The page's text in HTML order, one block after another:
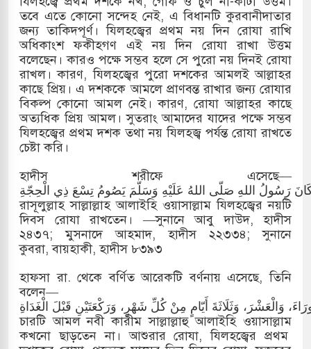
তবে এতে কোনো সন্দেহ নেই, এ বিধানটি কুরবানীদাতার
জন্য তাকিদপূর্ণ। যিলহজ্বের প্রথম নয় দিন রোযা রাখি
অধিকাংশ ফকীহগণ এই নয় দিন রোযা রাখা উত্তম
বলেছেন। কারও পক্ষে সম্ভব হলে সে পুরো নয় দিনই রোযা
রাখল। কারণ, যিলহজ্বের পুরো দশকের আমলই আল্লাহর
কাছে প্রিয়। এ দশককে আমলে প্রাণবন্ত রাখার জন্য রোযার
বিকল্প কোনো আমল নেই। কারণ, রোযা আল্লাহর কাছে
অত্যধিক প্রিয় আমল। সুতরাং আমাদের যাদের পক্ষে সম্ভব
যিলহজ্বের প্রথম দশক তথা নয় যিলহজ্ব পর্যন্ত রোযা রাখতে
চেষ্টা করি।
হাদীস শরীফে এসেছে—
رَسُولُ اللهِ صَلّى اللهُ عَلَيْهِ وَسَلّمَ يَصُومُ تِسْعَ ذِي الْحِجّةِ.
রাসূলুল্লাহ সাল্লাল্লাহ আলাইহি ওয়াসাল্লাম যিলহজ্বের নয়টি
দিবস রোযা রাখতেন। —সুনানে আবু দাউদ, হাদীস
২৪৩৭; মুসনাদে আহমাদ, হাদীস ২২৩৩৪; সুনানে
কুবরা, বায়হাকী, হাদীস ৮৩৯৩
হাফসা রা. থেকে বর্ণিত আরেকটি বর্ণনায় এসেছে, তিনি
বলেন—
وَالْعَشْرَ، وَثَلَاثَةَ أَيّامٍ مِنْ كُلِّ شَهْرٍ، وَرَكْعَتَيْنِ قَبْلَ الْغَدَاةِ.
চারটি আমল নবী কারীম সাল্লাল্লাহু আলাইহি ওয়াসাল্লাম
কখনো ছাড়তেন না। আশুরার রোযা, যিলহজ্বের প্রথম